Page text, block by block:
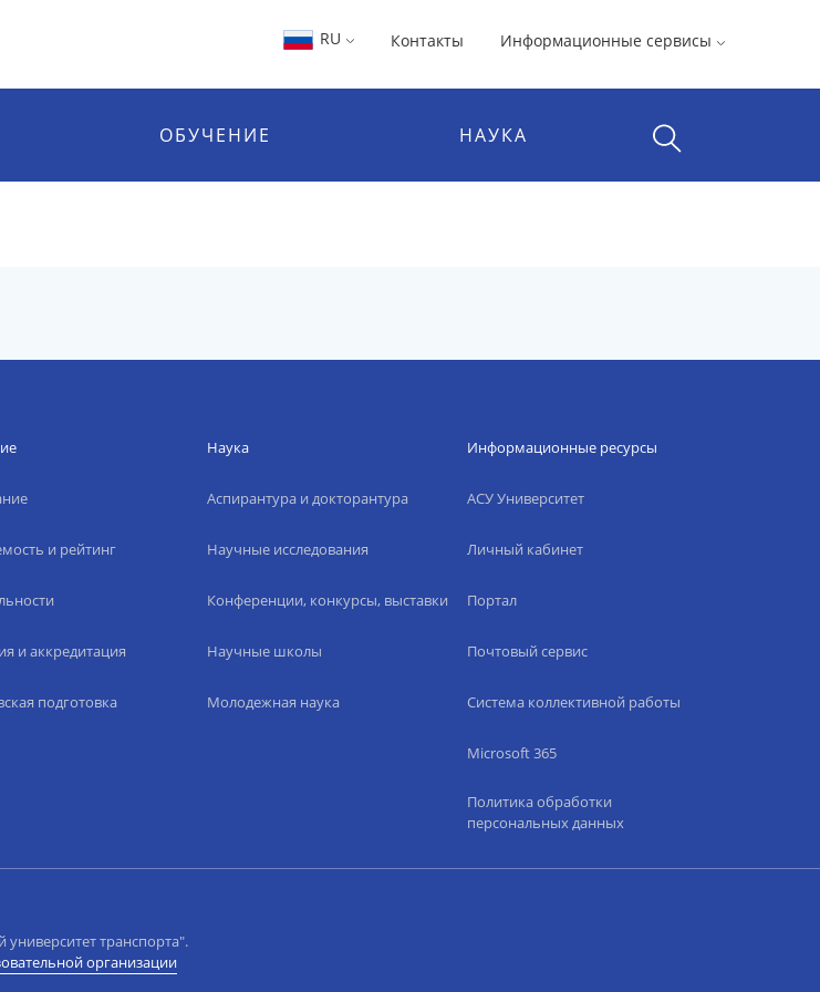
RU Контакты Информационные сервисы
ОБУЧЕНИЕ НАУКА
и рейтинг
и аккредитация
подготовка
Наука
Аспирантура и докторантура
Научные исследования
Конференции, конкурсы, выставки
Научные школы
Молодежная наука
Информационные ресурсы
АСУ Университет
Личный кабинет
Портал
Почтовый сервис
Система коллективной работы
Microsoft 365
Политика обработки
персональных данных
университет транспорта".
организации